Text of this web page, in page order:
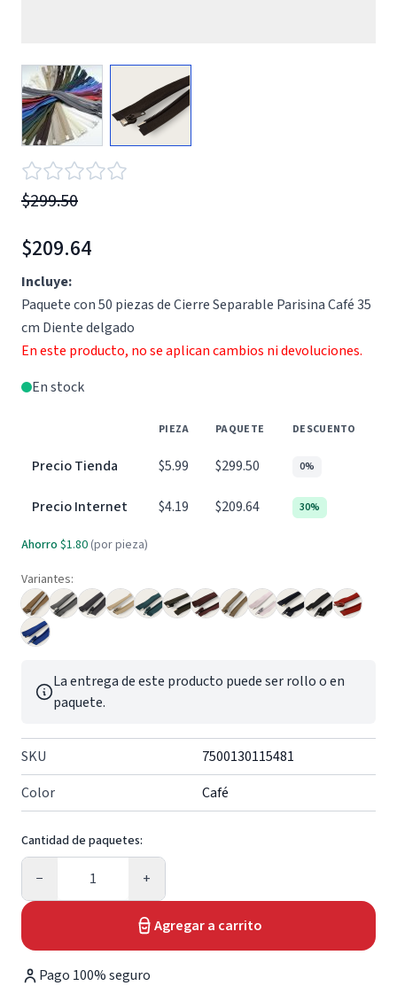
View larger imageView larger image
$299.50
$209.64
Incluye:
Paquete con 50 piezas de Cierre Separable Parisina Café 35
cm Diente delgado
En este producto, no se aplican cambios ni devoluciones.
En stock
PIEZA PAQUETE DESCUENTO
Precio Tienda $5.99 $299.50 0%
Precio Internet $4.19 $209.64 30%
Ahorro $1.80 (por pieza)
Variantes:
La entrega de este producto puede ser rollo o en
paquete.
SKU
7500130115481
Color
Café
Cantidad de paquetes:
−
Cantidad
+
Agregar a carrito
Pago 100% seguro